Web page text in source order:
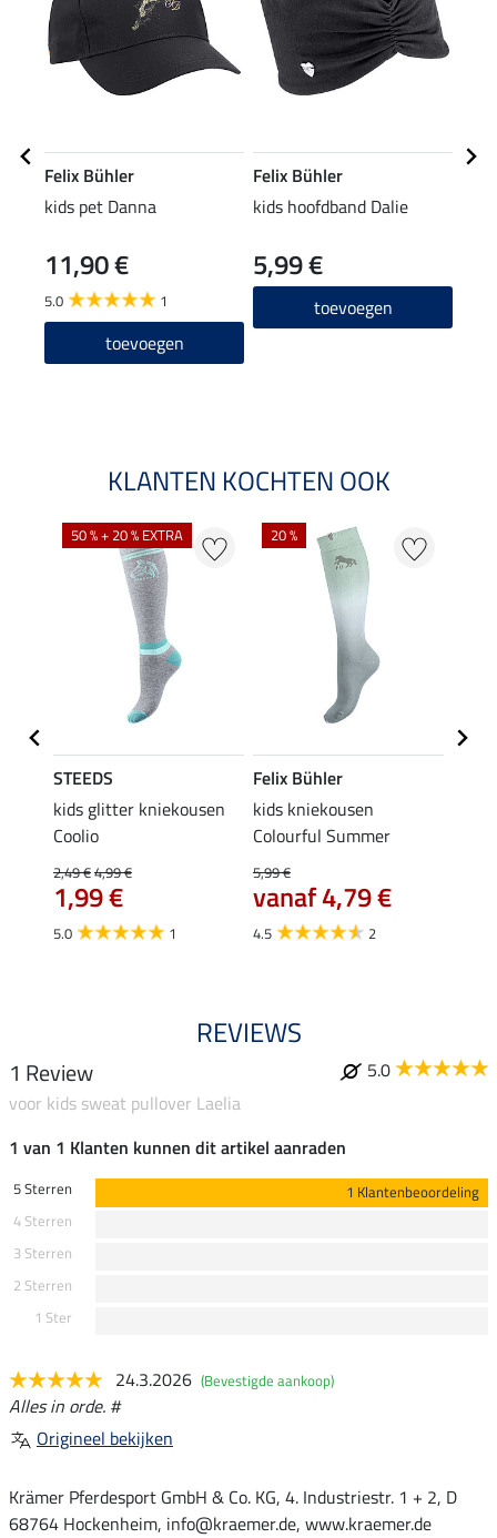
Felix Bühler
kids pet Danna
11,90 €
5.0 1
toevoegen
Felix Bühler
kids hoofdband Dalie
5,99 €
toevoegen
KLANTEN KOCHTEN OOK
50 % + 20 % EXTRA
STEEDS
kids glitter kniekousen
Coolio
2,49 €4,99 €
1,99 €
5.0 1
20 %
Felix Bühler
kids kniekousen
Colourful Summer
5,99 €
vanaf 4,79 €
4.5 2
REVIEWS
1 Review
5.0
voor kids sweat pullover Laelia
1 van 1 Klanten kunnen dit artikel aanraden
5 Sterren
1 Klantenbeoordeling
4 Sterren
3 Sterren
2 Sterren
1 Ster
24.3.2026 (Bevestigde aankoop)
Alles in orde. #
Origineel bekijken
Krämer Pferdesport GmbH & Co. KG, 4. Industriestr. 1 + 2, D
68764 Hockenheim, info@kraemer.de, www.kraemer.de